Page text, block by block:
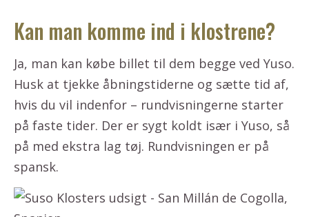
Kan man komme ind i klostrene?
Ja, man kan købe billet til dem begge ved Yuso.
Husk at tjekke åbningstiderne og sætte tid af,
hvis du vil indenfor – rundvisningerne starter
på faste tider. Der er sygt koldt især i Yuso, så
på med ekstra lag tøj. Rundvisningen er på
spansk.